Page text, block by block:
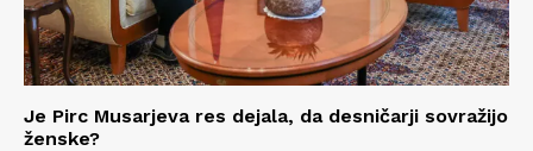
Je Pirc Musarjeva res dejala, da desničarji sovražijo
ženske?